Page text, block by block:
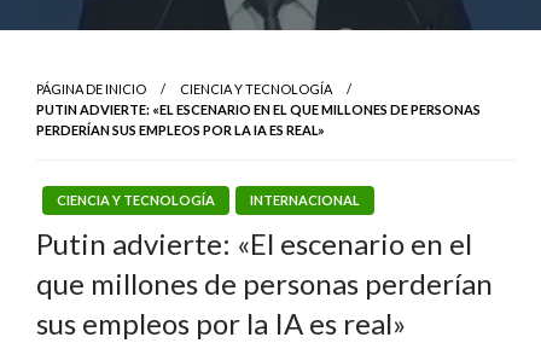
PÁGINA DE INICIO
CIENCIA Y TECNOLOGÍA
PUTIN ADVIERTE: «EL ESCENARIO EN EL QUE MILLONES DE PERSONAS
PERDERÍAN SUS EMPLEOS POR LA IA ES REAL»
CIENCIA Y TECNOLOGÍA INTERNACIONAL
Putin advierte: «El escenario en el
que millones de personas perderían
sus empleos por la IA es real»